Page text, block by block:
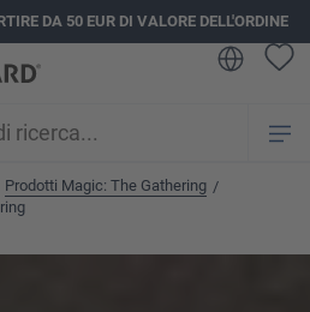
DA 50 EUR DI VALORE DELL'ORDINE
Prodotti Magic: The Gathering /